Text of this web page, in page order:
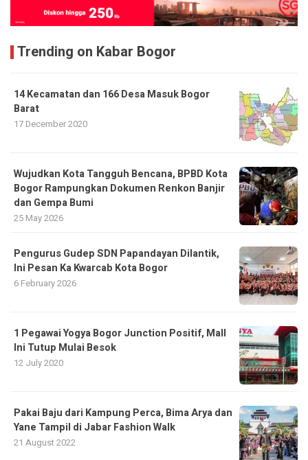
Trending on Kabar Bogor
14 Kecamatan dan 166 Desa Masuk Bogor
Barat
17 December 2020
​Wujudkan Kota Tangguh Bencana, BPBD Kota
Bogor Rampungkan Dokumen Renkon Banjir
dan Gempa Bumi
25 May 2026
Pengurus Gudep SDN Papandayan Dilantik,
Ini Pesan Ka Kwarcab Kota Bogor
6 February 2026
1 Pegawai Yogya Bogor Junction Positif, Mall
Ini Tutup Mulai Besok
12 July 2020
Pakai Baju dari Kampung Perca, Bima Arya dan
Yane Tampil di Jabar Fashion Walk
21 August 2022